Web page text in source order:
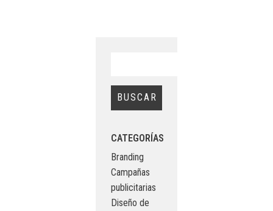
CATEGORÍAS
Branding
Campañas
publicitarias
Diseño de